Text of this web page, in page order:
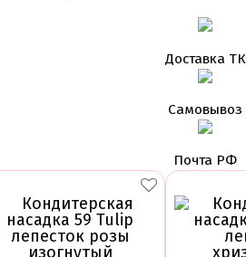
Доставка ТК
Самовывоз
Почта РФ